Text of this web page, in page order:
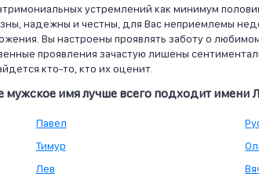
устремлений как минимум
надежны и честны, для Вас неприемлемы
Вы настроены проявлять заботу о
проявления зачастую лишены
кто-то, кто их оценит.
мужское имя лучше всего подходит имени
Павел
Тимур
Лев